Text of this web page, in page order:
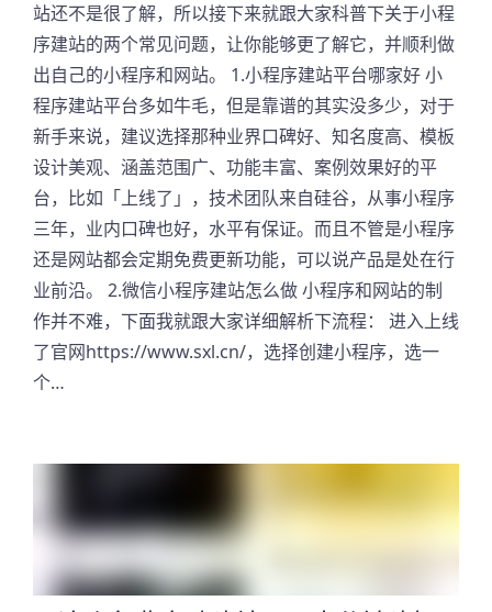
站还不是很了解，所以接下来就跟大家科普下关于小程
序建站的两个常见问题，让你能够更了解它，并顺利做
出自己的小程序和网站。 1.小程序建站平台哪家好 小
程序建站平台多如牛毛，但是靠谱的其实没多少，对于
新手来说，建议选择那种业界口碑好、知名度高、模板
设计美观、涵盖范围广、功能丰富、案例效果好的平
台，比如「上线了」，技术团队来自硅谷，从事小程序
三年，业内口碑也好，水平有保证。而且不管是小程序
还是网站都会定期免费更新功能，可以说产品是处在行
业前沿。 2.微信小程序建站怎么做 小程序和网站的制
作并不难，下面我就跟大家详细解析下流程： 进入上线
了官网https://www.sxl.cn/，选择创建小程序，选一
个…